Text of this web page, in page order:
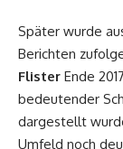
Später wurde
Berichten
Flister Ende
bedeutender
dargestellt
Umfeld noch